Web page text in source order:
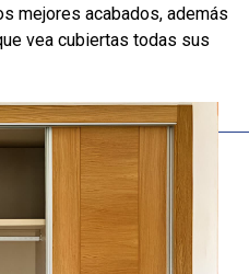
mejores acabados, además
vea cubiertas todas sus